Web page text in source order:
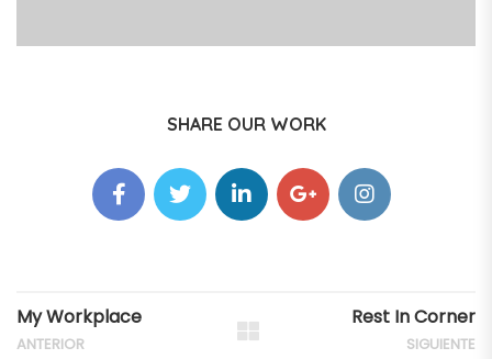
SHARE OUR WORK
My Workplace
ANTERIOR
Rest In Corner
SIGUIENTE